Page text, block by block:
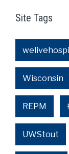
Site Tags
Wisconsin
REPM
UWStout